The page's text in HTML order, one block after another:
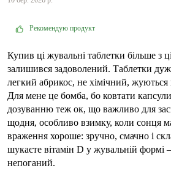
Рекомендую продукт
Купив ці жувальні таблетки більше з
залишився задоволений. Таблетки
легкий абрикос, не хімічний, жуються
Для мене це бомба, бо ковтати
дозуванню теж ок, що важливо для
щодня, особливо взимку, коли сонця
враження хороше: зручно, смачно і
шукаєте вітамін D у жувальній формі
непоганий.